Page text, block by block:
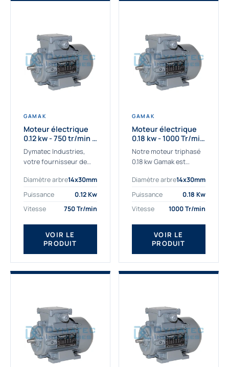
GAMAK
Moteur électrique
0.12 kw - 750 tr/min -
230/400V - IE2
Dymatec Industries,
votre fournisseur de
kw. Dymatec Industries
vous propose le moteur
moteur de
qualité Gamak...
Diamètre arbre14x30mm
Puissance
0.12 Kw
Vitesse
750 Tr/min
VOIR LE
PRODUIT
GAMAK
Moteur électrique
0.18 kw - 1000 Tr/min
- 230/400V - IE2
Notre moteur triphasé
0.18 kw Gamak est
aux applications
sévères. Nous
assemblons et
fournissons des
moteurs asynchrones
depuis de
nombreuses...
Diamètre arbre14x30mm
Puissance
0.18 Kw
Vitesse
1000 Tr/min
VOIR LE
PRODUIT